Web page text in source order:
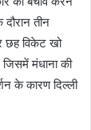
तीन
छह विकेट खो
मंधाना की
के कारण दिल्ली